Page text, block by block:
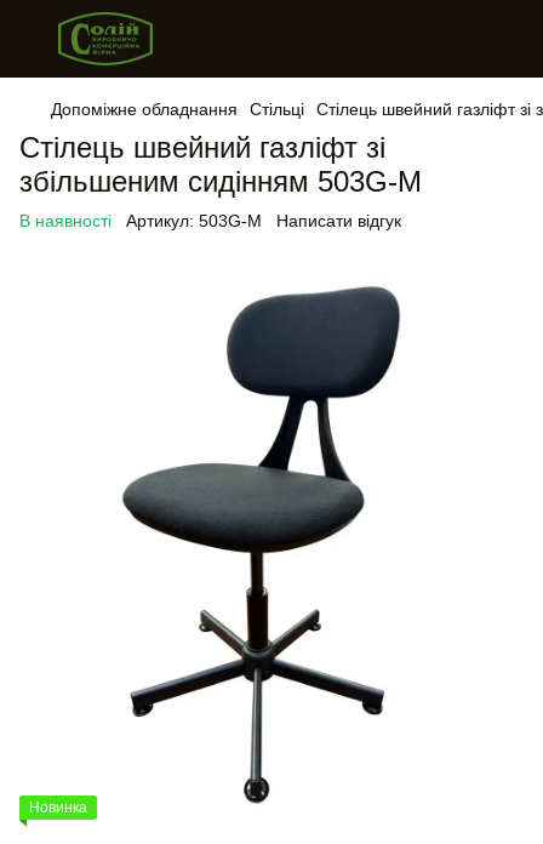
Допоміжне обладнання Стільці Стілець швейний газліфт
Стілець швейний газліфт зі
збільшеним сидінням 503G-M
В наявності Артикул: 503G-M Написати відгук
Новинка